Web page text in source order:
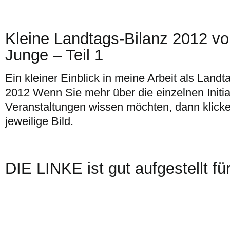
Kleine Landtags-Bilanz 2012
Junge – Teil 1
Ein kleiner Einblick in meine Arbeit als
2012 Wenn Sie mehr über die einzelnen
Veranstaltungen wissen möchten, dann
jeweilige Bild.
DIE LINKE ist gut aufgestellt